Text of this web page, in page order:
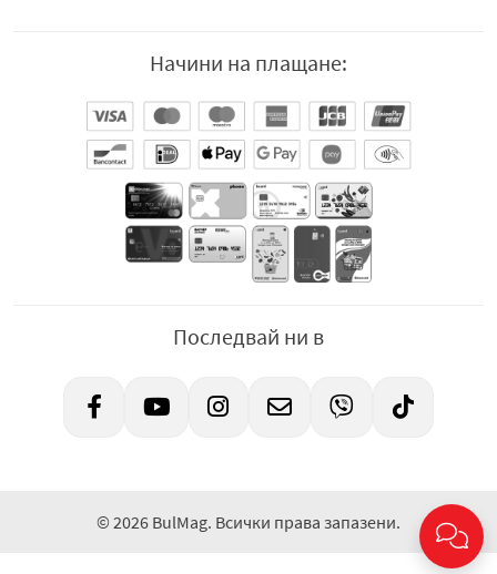
Начини на плащане:
Последвай ни в
© 2026 BulMag. Всички права запазени.